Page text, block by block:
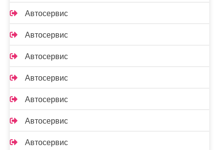
Автосервис
Автосервис
Автосервис
Автосервис
Автосервис
Автосервис
Автосервис